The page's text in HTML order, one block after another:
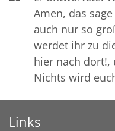
Amen, das
auch nur so
werdet ihr zu
hier nach dort!,
Nichts wird
Links